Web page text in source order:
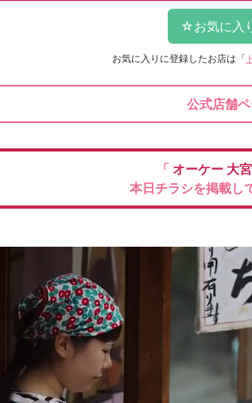
お気に入りに登録したお店は 「
公式店舗
「 オーケー 大
本日チラシを掲載し